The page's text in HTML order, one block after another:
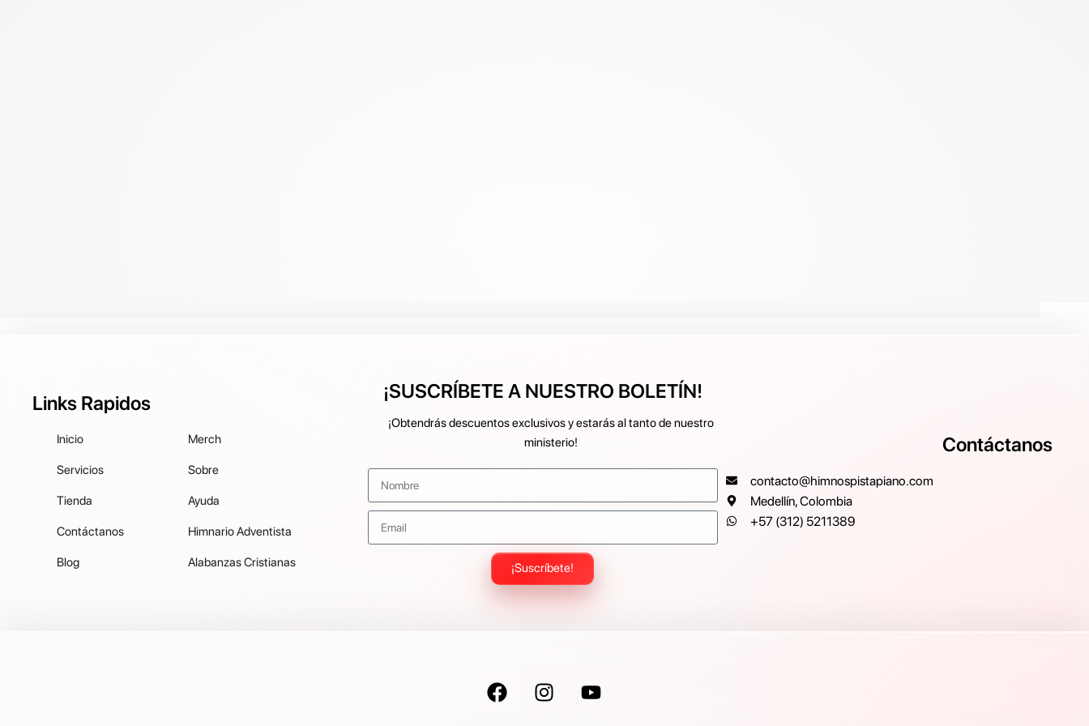
Links Rapidos
Inicio
Servicios
Tienda
Contáctanos
Blog
Merch
Sobre
Ayuda
Himnario Adventista
Alabanzas Cristianas
¡SUSCRÍBETE A NUESTRO BOLETÍN!
¡Obtendrás descuentos exclusivos y estarás al tanto de nuestro
ministerio!
¡Suscríbete!
Contáctanos
contacto@himnospistapiano.com
Medellín, Colombia
+57 (312) 5211389